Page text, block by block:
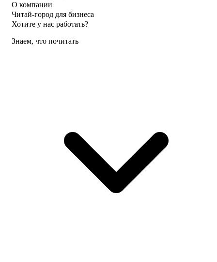
О компании
Читай-город для бизнеса
Хотите у нас работать?
Знаем, что почитать